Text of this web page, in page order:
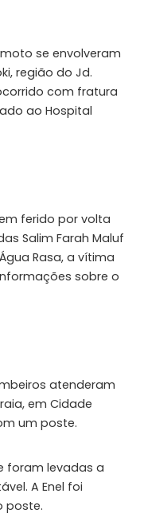
se envolveram
região do Jd.
com fratura
ao Hospital
ferido por volta
Salim Farah Maluf
Rasa, a vítima
sobre o
atenderam
em Cidade
um poste.
foram levadas a
A Enel foi
poste.